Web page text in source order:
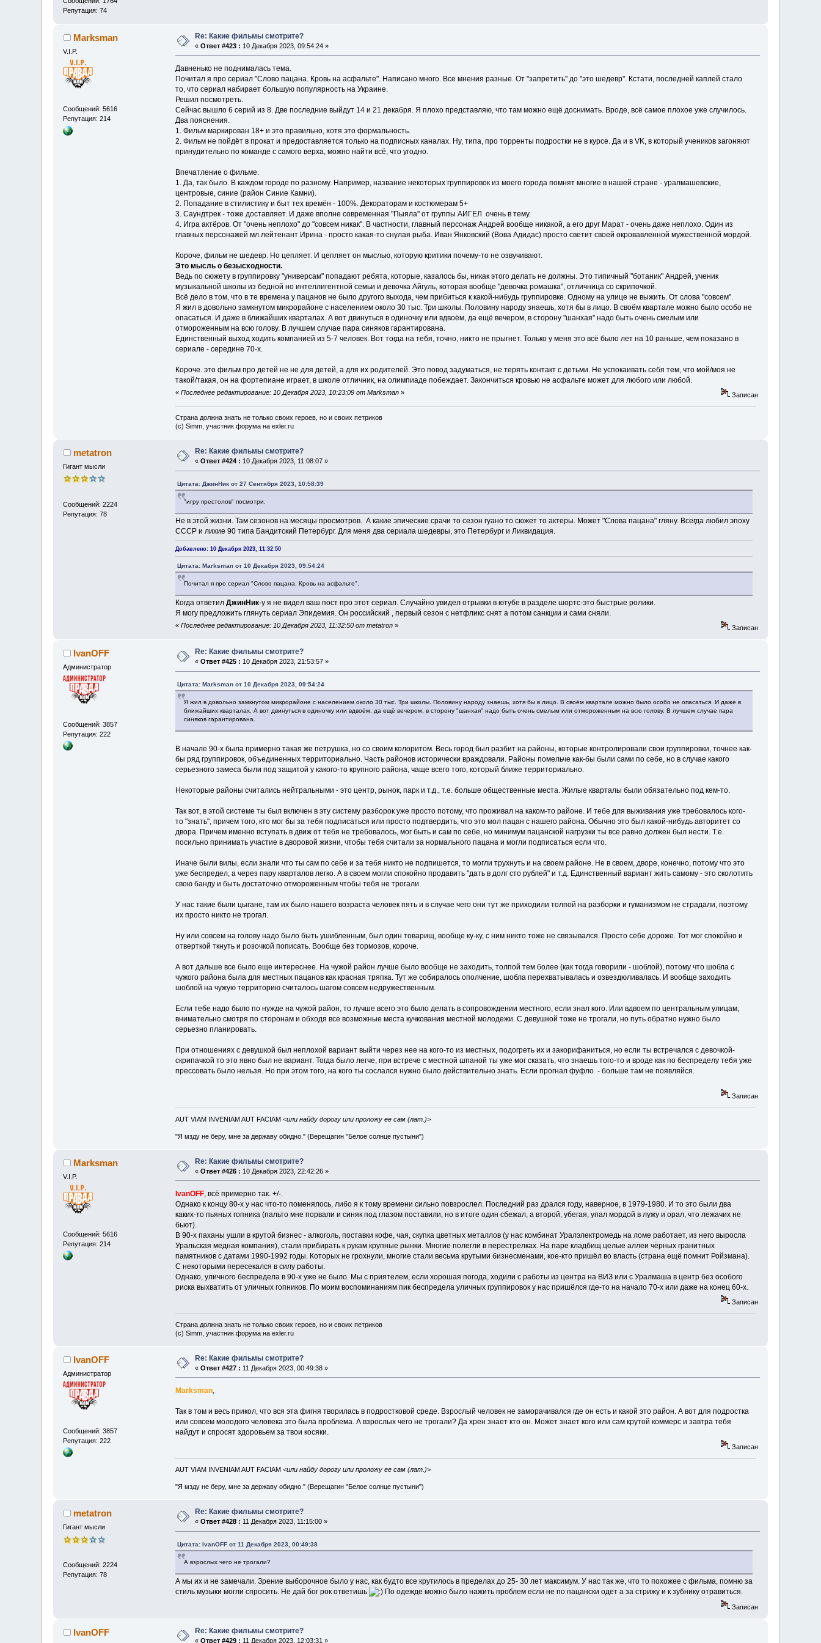
Репутация: 74
Marksman
V.I.P.
Сообщений: 5616
Репутация: 214
Re: Какие фильмы смотрите?
«Ответ #423 : 10 Декабря 2023, 09:54:24 »
Давненько не поднималась тема.
Почитал я про сериал "Слово пацана. Кровь на асфальте". Написано много. Все мнения разные. От "запретить" до "это шедевр". Кстати, последней каплей стало
то, что сериал набирает большую популярность на Украине.
Решил посмотреть.
Сейчас вышло 6 серий из 8. Две последние выйдут 14 и 21 декабря. Я плохо представляю, что там можно ещё доснимать. Вроде, всё самое плохое уже случилось.
Два пояснения.
1. Фильм маркирован 18+ и это правильно, хотя это формальность.
2. Фильм не пойдёт в прокат и предоставляется только на подписных каналах. Ну, типа, про торренты подростки не в курсе. Да и в VK, в который учеников загоняют
принудительно по команде с самого верха, можно найти всё, что угодно.
Впечатление о фильме.
1. Да, так было. В каждом городе по разному. Например, название некоторых группировок из моего города помнят многие в нашей стране - уралмашевские,
центровые, синие (район Синие Камни).
2. Попадание в стилистику и быт тех времён - 100%. Декораторам и костюмерам 5+
3. Саундтрек - тоже доставляет. И даже вполне современная "Пыяла" от группы АИГЕЛ очень в тему.
4. Игра актёров. От "очень неплохо" до "совсем никак". В частности, главный персонаж Андрей вообще никакой, а его друг Марат - очень даже неплохо. Один из
главных персонажей мл.лейтенант Ирина - просто какая-то снулая рыба. Иван Янковский (Вова Адидас) просто светит своей окровавленной мужественной мордой.
Короче, фильм не шедевр. Но цепляет. И цепляет он мыслью, которую критики почему-то не озвучивают.
Это мысль о безысходности.
Ведь по сюжету в группировку "универсам" попадают ребята, которые, казалось бы, никак этого делать не должны. Это типичный "ботаник" Андрей, ученик
музыкальной школы из бедной но интеллигентной семьи и девочка Айгуль, которая вообще "девочка ромашка", отличница со скрипочкой.
Всё дело в том, что в те времена у пацанов не было другого выхода, чем прибиться к какой-нибудь группировке. Одному на улице не выжить. От слова "совсем".
Я жил в довольно замкнутом микрорайоне с населением около 30 тыс. Три школы. Половину народу знаешь, хотя бы в лицо. В своём квартале можно было особо не
опасаться. И даже в ближайших кварталах. А вот двинуться в одиночку или вдвоём, да ещё вечером, в сторону "шанхая" надо быть очень смелым или
отмороженным на всю голову. В лучшем случае пара синяков гарантирована.
Единственный выход ходить компанией из 5-7 человек. Вот тогда на тебя, точно, никто не прыгнет. Только у меня это всё было лет на 10 раньше, чем показано в
сериале - середине 70-х.
Короче. это фильм про детей не не для детей, а для их родителей. Это повод задуматься, не терять контакт с детьми. Не успокаивать себя тем, что мой/моя не
такой/такая, он на фортепиане играет, в школе отличник, на олимпиаде побеждает. Закончиться кровью не асфальте может для любого или любой.
« Последнее редактирование: 10 Декабря 2023, 10:23:09 от Marksman» Записан
Страна должна знать не только своих героев, но и своих петриков
(c) Simm, участник форума на exler.ru
metatron
Гигант мысли
Сообщений: 2224
Репутация: 78
Re: Какие фильмы смотрите?
«Ответ #424 : 10 Декабря 2023, 11:08:07 »
Цитата: ДжинНик от 27 Сентября 2023, 10:58:39
"игру престолов" посмотри.
Не в этой жизни. Там сезонов на месяцы просмотров. А какие эпические срачи то сезон гуано то сюжет то актеры. Может "Слова пацана" гляну. Всегда любил эпоху
СССР и лихие 90 типа Бандитский Петербург. Для меня два сериала шедевры, это Петербург и Ликвидация.
Добавлено: 10 Декабря 2023, 11:32:50
Цитата: Marksman от 10 Декабря 2023, 09:54:24
Почитал я про сериал "Слово пацана. Кровь на асфальте".
Когда ответил ДжинНик-у я не видел ваш пост про этот сериал. Случайно увидел отрывки в ютубе в разделе шортс-это быстрые ролики.
Я могу предложить глянуть сериал Эпидемия. Он российский , первый сезон с нетфликс снят а потом санкции и сами сняли.
« Последнее редактирование: 10 Декабря 2023, 11:32:50 от metatron» Записан
IvanOFF
Администратор
Сообщений: 3857
Репутация: 222
Re: Какие фильмы смотрите?
«Ответ #425 : 10 Декабря 2023, 21:53:57 »
Цитата: Marksman от 10 Декабря 2023, 09:54:24
Я жил в довольно замкнутом микрорайоне с населением около 30 тыс. Три школы. Половину народу знаешь, хотя бы в лицо. В своём квартале можно было особо не опасаться. И даже в
ближайших кварталах. А вот двинуться в одиночку или вдвоём, да ещё вечером, в сторону "шанхая" надо быть очень смелым или отмороженным на всю голову. В лучшем случае пара
синяков гарантирована.
В начале 90-х была примерно такая же петрушка, но со своим колоритом. Весь город был разбит на районы, которые контролировали свои группировки, точнее как-
бы ряд группировок, объединенных территориально. Часть районов исторически враждовали. Районы помельче как-бы были сами по себе, но в случае какого
серьезного замеса были под защитой у какого-то крупного района, чаще всего того, который ближе территориально.
Некоторые районы считались нейтральными - это центр, рынок, парк и т.д., т.е. больше общественные места. Жилые кварталы были обязательно под кем-то.
Так вот, в этой системе ты был включен в эту систему разборок уже просто потому, что проживал на каком-то районе. И тебе для выживания уже требовалось кого-
то "знать", причем того, кто мог бы за тебя подписаться или просто подтвердить, что это мол пацан с нашего района. Обычно это был какой-нибудь авторитет со
двора. Причем именно вступать в движ от тебя не требовалось, мог быть и сам по себе, но минимум пацанской нагрузки ты все равно должен был нести. Т.е.
посильно принимать участие в дворовой жизни, чтобы тебя считали за нормального пацана и могли подписаться если что.
Иначе были вилы, если знали что ты сам по себе и за тебя никто не подпишется, то могли трухнуть и на своем районе. Не в своем, дворе, конечно, потому что это
уже беспредел, а через пару кварталов легко. А в своем могли спокойно продавить "дать в долг сто рублей" и т.д. Единственный вариант жить самому - это сколотить
свою банду и быть достаточно отмороженным чтобы тебя не трогали.
У нас такие были цыгане, там их было нашего возраста человек пять и в случае чего они тут же приходили толпой на разборки и гуманизмом не страдали, поэтому
их просто никто не трогал.
Ну или совсем на голову надо было быть ушибленным, был один товарищ, вообще ку-ку, с ним никто тоже не связывался. Просто себе дороже. Тот мог спокойно и
отверткой ткнуть и розочкой пописать. Вообще без тормозов, короче.
А вот дальше все было еще интереснее. На чужой район лучше было вообще не заходить, толпой тем более (как тогда говорили - шоблой), потому что шобла с
чужого района была для местных пацанов как красная тряпка. Тут же собиралось ополчение, шобла перехватывалась и озвездюливалась. И вообще заходить
шоблой на чужую территорию считалось шагом совсем недружественным.
Если тебе надо было по нужде на чужой район, то лучше всего это было делать в сопровождении местного, если знал кого. Или вдвоем по центральным улицам,
внимательно смотря по сторонам и обходя все возможные места кучкования местной молодежи. С девушкой тоже не трогали, но путь обратно нужно было
серьезно планировать.
При отношениях с девушкой был неплохой вариант выйти через нее на кого-то из местных, подогреть их и закорифаниться, но если ты встречался с девочкой-
скрипачкой то это явно был не вариант. Тогда было легче, при встрече с местной шпаной ты уже мог сказать, что знаешь того-то и вроде как по беспределу тебя уже
прессовать было нельзя. Но при этом того, на кого ты сослался нужно было действительно знать. Если прогнал фуфло - больше там не появляйся.
Записан
AUT VIAM INVENIAM AUT FACIAM <или найду дорогу или проложу ее сам (лат.)>
"Я мзду не беру, мне за державу обидно." (Верещагин "Белое солнце пустыни")
Marksman
V.I.P.
Сообщений: 5616
Репутация: 214
Re: Какие фильмы смотрите?
«Ответ #426 : 10 Декабря 2023, 22:42:26 »
IvanOFF, всё примерно так. +/-.
Однако к концу 80-х у нас что-то поменялось, либо я к тому времени сильно повзрослел. Последний раз дрался году, наверное, в 1979-1980. И то это были два
каких-то пьяных гопника (пальто мне порвали и синяк под глазом поставили, но в итоге один сбежал, а второй, убегая, упал мордой в лужу и орал, что лежачих не
бьют).
В 90-х паханы ушли в крутой бизнес - алкоголь, поставки кофе, чая, скупка цветных металлов (у нас комбинат Уралэлектромедь на ломе работает, из него выросла
Уральская медная компания), стали прибирать к рукам крупные рынки. Многие полегли в перестрелках. На паре кладбищ целые аллеи чёрных гранитных
памятников с датами 1990-1992 годы. Которых не грохнули, многие стали весьма крутыми бизнесменами, кое-кто пришёл во власть (страна ещё помнит Ройзмана).
С некоторыми пересекался в силу работы.
Однако, уличного беспредела в 90-х уже не было. Мы с приятелем, если хорошая погода, ходили с работы из центра на ВИЗ или с Уралмаша в центр без особого
риска выхватить от уличных гопников. По моим воспоминаниям пик беспредела уличных группировок у нас пришёлся где-то на начало 70-х или даже на конец 60-х.
Записан
Страна должна знать не только своих героев, но и своих петриков
(c) Simm, участник форума на exler.ru
IvanOFF
Администратор
Сообщений: 3857
Репутация: 222
Re: Какие фильмы смотрите?
«Ответ #427 : 11 Декабря 2023, 00:49:38 »
Marksman,
Так в том и весь прикол, что вся эта фигня творилась в подростковой среде. Взрослый человек не заморачивался где он есть и какой это район. А вот для подростка
или совсем молодого человека это была проблема. А взрослых чего не трогали? Да хрен знает кто он. Может знает кого или сам крутой коммерс и завтра тебя
найдут и спросят здоровьем за твои косяки.
Записан
AUT VIAM INVENIAM AUT FACIAM <или найду дорогу или проложу ее сам (лат.)>
"Я мзду не беру, мне за державу обидно." (Верещагин "Белое солнце пустыни")
metatron
Гигант мысли
Сообщений: 2224
Репутация: 78
Re: Какие фильмы смотрите?
«Ответ #428 : 11 Декабря 2023, 11:15:00 »
Цитата: IvanOFF от 11 Декабря 2023, 00:49:38
А взрослых чего не трогали?
А мы их и не замечали. Зрение выборочное было у нас, как будто все крутилось в пределах до 25- 30 лет максимум. У нас так же, что то похожее с фильма, помню за
стиль музыки могли спросить. Не дай бог рок ответишь
По одежде можно было нажить проблем если не по пацански одет а за стрижу и к зубнику отравиться.
Записан
IvanOFF Re: Какие фильмы смотрите?
«Ответ #429 : 11 Декабря 2023, 12:03:31 »